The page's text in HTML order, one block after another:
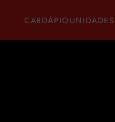
CARDÁPIOUNIDADES